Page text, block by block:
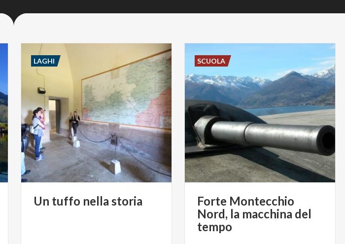
Un tuffo nella storia
LAGHI
Forte Montecchio
Nord, la macchina del
tempo
SCUOLA